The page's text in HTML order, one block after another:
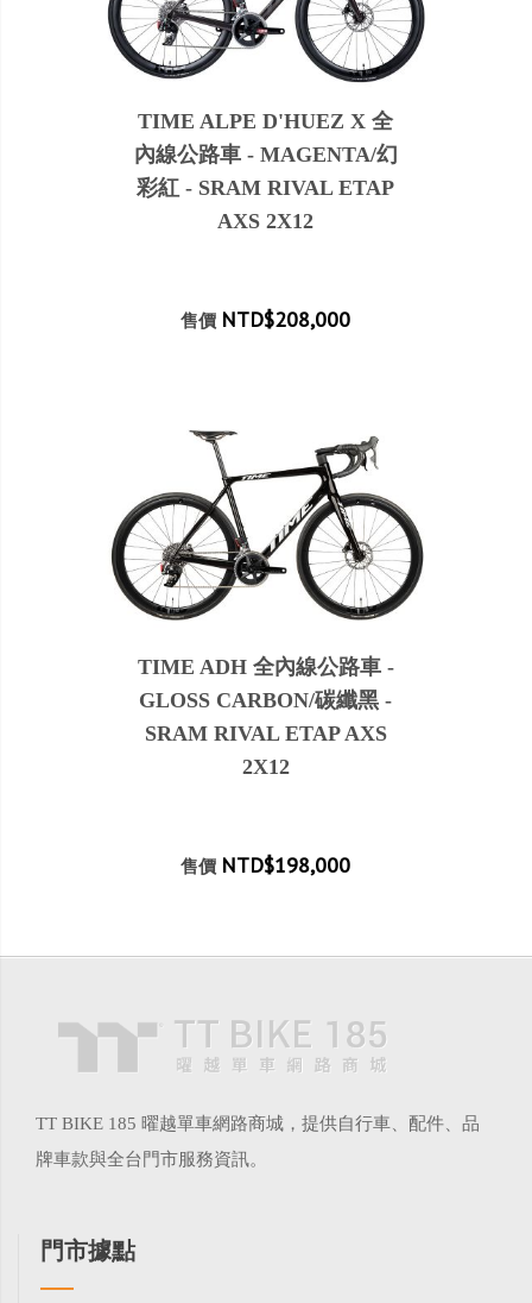
TIME ALPE D'HUEZ X 全
內線公路車 - MAGENTA/幻
彩紅 - SRAM RIVAL ETAP
AXS 2X12
售價 NTD$208,000
TIME ADH 全內線公路車 -
GLOSS CARBON/碳纖黑 -
SRAM RIVAL ETAP AXS
2X12
售價 NTD$198,000
TT BIKE 185 曜越單車網路商城，提供自行車、配件、品
牌車款與全台門市服務資訊。
門市據點